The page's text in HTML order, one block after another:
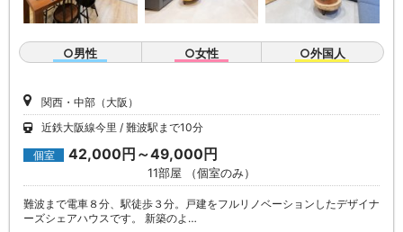
○男性 ○女性 ○外国人
関西・中部（大阪）
近鉄大阪線今里
難波駅まで10分
個室 42,000円～49,000円
11部屋 （個室のみ）
難波まで電車８分、駅徒歩３分。戸建をフルリノベーションしたデザイナ
ーズシェアハウスです。 新築のよ…